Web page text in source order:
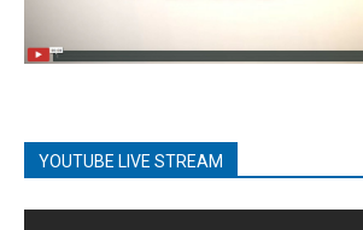
YOUTUBE LIVE STREAM